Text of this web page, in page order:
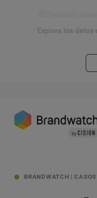
Explora los datos
BRANDWATCH | CASOS